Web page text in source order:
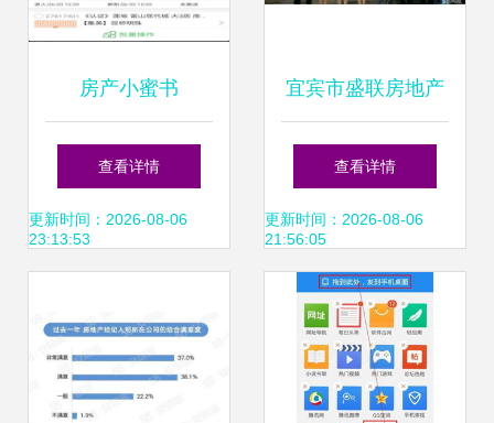
房产小蜜书
v3.8.6.2 房地产经
纪服务新体验，安
器
查看详情
更新时间：2026-08-06
23:13:53
宜宾市盛联房地产
专业经纪服务，助
力安居梦想
查看详情
更新时间：2026-08-06
21:56:05